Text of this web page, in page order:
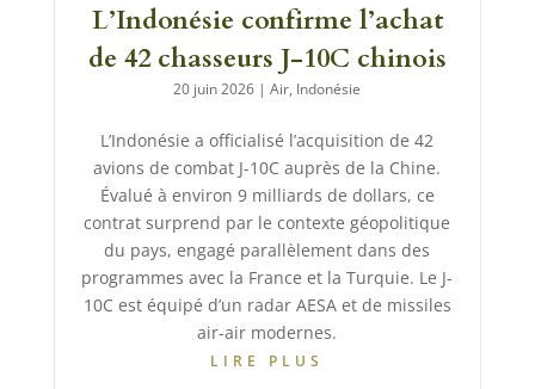
L’Indonésie confirme l’achat
de 42 chasseurs J-10C chinois
20 juin 2026 |Air, Indonésie
L’Indonésie a officialisé l’acquisition de 42
avions de combat J-10C auprès de la Chine.
Évalué à environ 9 milliards de dollars, ce
contrat surprend par le contexte géopolitique
du pays, engagé parallèlement dans des
programmes avec la France et la Turquie. Le J-
10C est équipé d’un radar AESA et de missiles
air-air modernes.
LIRE PLUS